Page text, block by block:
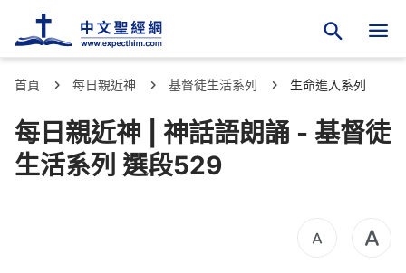
首頁 每日親近神 基督徒生活系列 生命進入系列
每日親近神 | 神話語朗誦 - 基督徒
生活系列 選段529